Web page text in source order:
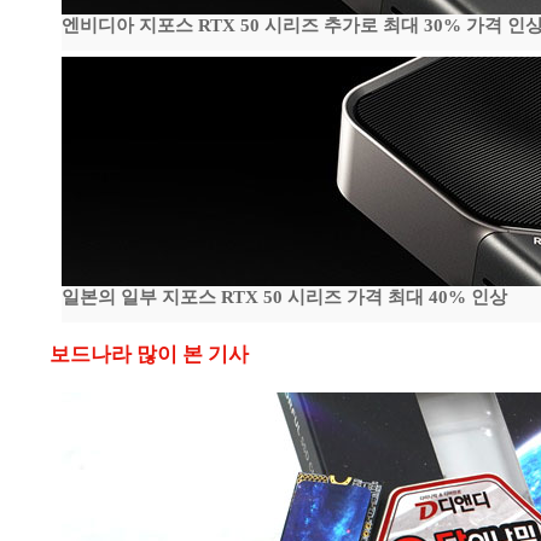
엔비디아 지포스 RTX 50 시리즈 추가로 최대 30% 가격 인
일본의 일부 지포스 RTX 50 시리즈 가격 최대 40% 인상
보드나라 많이 본 기사